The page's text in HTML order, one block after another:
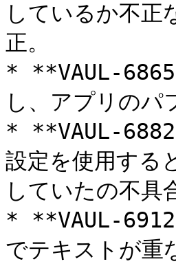
しているか不正
正。
* **VAUL-
し、アプリのパ
* **VAUL-
設定を使用する
していたの不具
* **VAUL-
でテキストが重